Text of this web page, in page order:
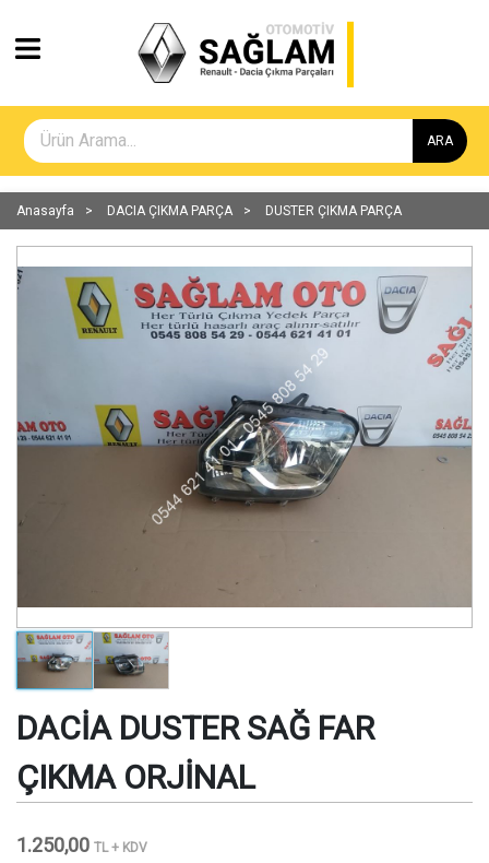
ARA
Anasayfa DACIA ÇIKMA PARÇA DUSTER ÇIKMA PARÇA
DACİA DUSTER SAĞ FAR
ÇIKMA ORJİNAL
1.250,00 TL + KDV